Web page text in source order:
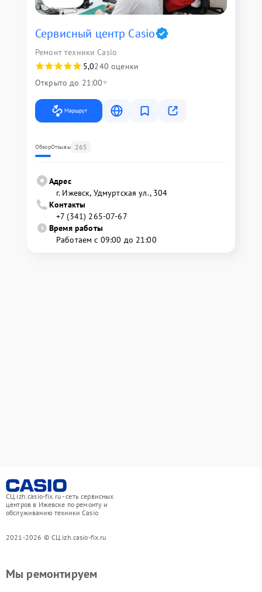
Сервисный центр Casio
Ремонт техники Casio
5,0240 оценки
Открыто до 21:00
Маршрут
ОбзорОтзывы 265
Адрес
г. Ижевск, Удмуртская ул., 304
Контакты
+7 (341) 265-07-67
Время работы
Работаем с 09:00 до 21:00
СЦ izh.casio-fix.ru - сеть сервисных
центров в Ижевске по ремонту и
обслуживанию техники Casio
2021-2026 © СЦ izh.casio-fix.ru
Мы ремонтируем